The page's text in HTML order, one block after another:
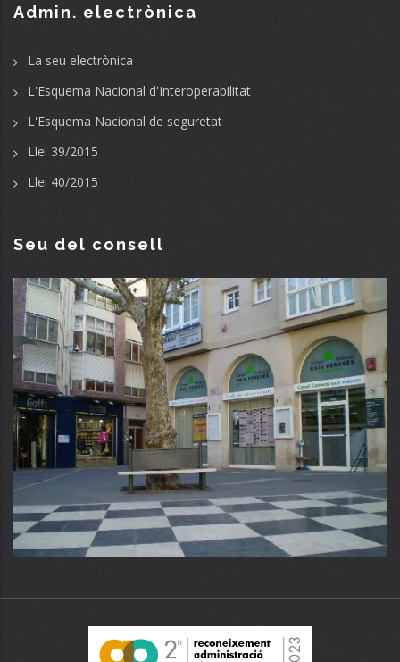
Admin. electrònica
La seu electrònica
L'Esquema Nacional d'Interoperabilitat
L'Esquema Nacional de seguretat
Llei 39/2015
Llei 40/2015
Seu del consell